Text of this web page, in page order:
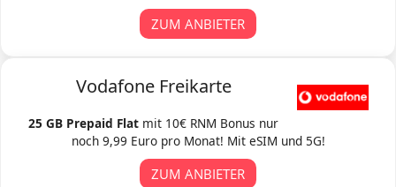
ZUM ANBIETER
Vodafone Freikarte
25 GB Prepaid Flat mit 10€ RNM Bonus nur
noch 9,99 Euro pro Monat! Mit eSIM und 5G!
ZUM ANBIETER